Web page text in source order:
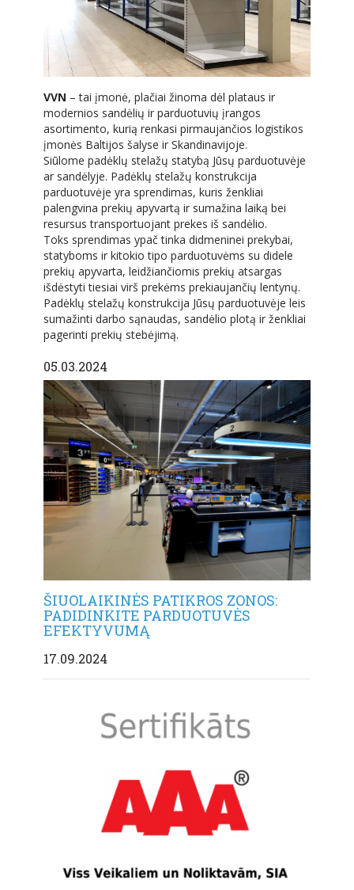
VVN – tai įmonė, plačiai žinoma dėl plataus ir
modernios sandėlių ir parduotuvių įrangos
asortimento, kurią renkasi pirmaujančios logistikos
įmonės Baltijos šalyse ir Skandinavijoje.
Siūlome padėklų stelažų statybą Jūsų parduotuvėje
ar sandėlyje. Padėklų stelažų konstrukcija
parduotuvėje yra sprendimas, kuris ženkliai
palengvina prekių apyvartą ir sumažina laiką bei
resursus transportuojant prekes iš sandėlio.
Toks sprendimas ypač tinka didmeninei prekybai,
statyboms ir kitokio tipo parduotuvėms su didele
prekių apyvarta, leidžiančiomis prekių atsargas
išdėstyti tiesiai virš prekėms prekiaujančių lentynų.
Padėklų stelažų konstrukcija Jūsų parduotuvėje leis
sumažinti darbo sąnaudas, sandėlio plotą ir ženkliai
pagerinti prekių stebėjimą.
05.03.2024
ŠIUOLAIKINĖS PATIKROS ZONOS:
PADIDINKITE PARDUOTUVĖS
EFEKTYVUMĄ
17.09.2024